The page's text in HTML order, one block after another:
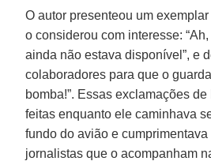
O autor presenteou um exemplar
o considerou com interesse:
ainda não estava disponível”, e
colaboradores para que o
bomba!”. Essas exclamações de
feitas enquanto ele caminhava
fundo do avião e cumprimentava
jornalistas que o acompanham